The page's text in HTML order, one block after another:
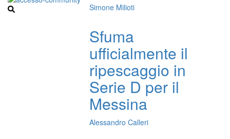
Simone Milioti
Sfuma
ufficialmente il
ripescaggio in
Serie D per il
Messina
Alessandro Calleri